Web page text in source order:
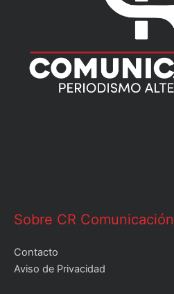
Sobre CR Comunicación
Contacto
Aviso de Privacidad